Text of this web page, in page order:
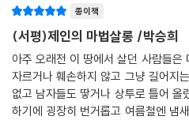
종이책
(서평)제인의 마법살롱 /박승희
아주 오래전 이 땅에서 살던 사람들은
자르거나 훼손하지 않고 그냥 길어지
없고 남자들도 땋거나 상투로 틀어 올
하기에 굉장히 번거롭고 여름철엔 냄